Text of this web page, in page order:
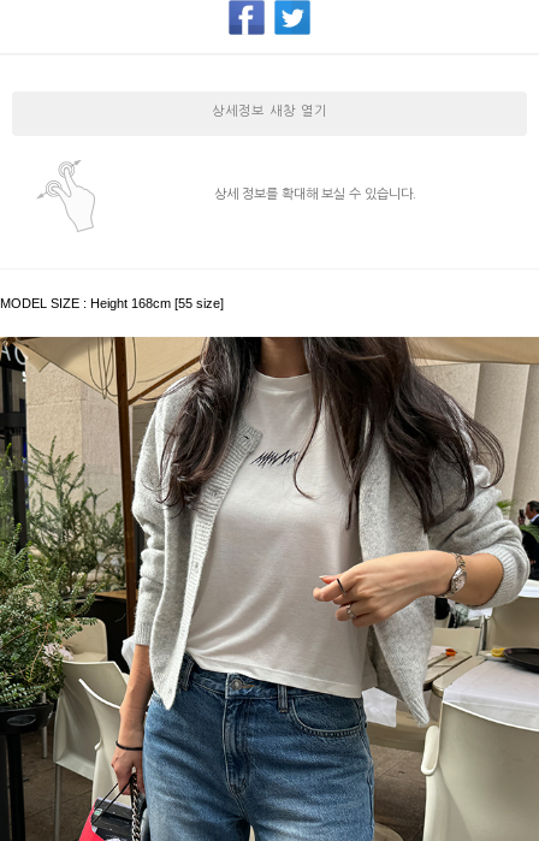
상세정보 새창 열기
상세 정보를 확대해 보실 수 있습니다.
MODEL SIZE : Height 168cm [55 size]